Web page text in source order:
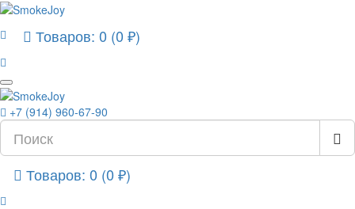
Товаров: 0 (0 ₽)
+7 (914) 960-67-90
Товаров: 0 (0 ₽)